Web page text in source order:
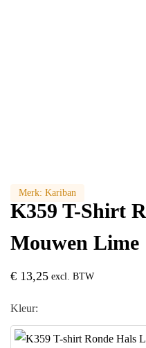
Merk: Kariban
K359 T-Shirt
Mouwen Lime
€ 13,25 excl. BTW
Kleur: